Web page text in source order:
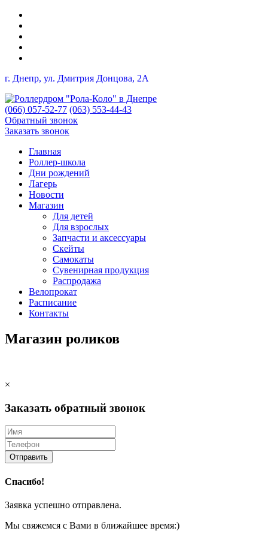
г. Днепр, ул. Дмитрия Донцова, 2A
(066) 057-52-77 (063) 553-44-43
Обратный звонок
Заказать звонок
Главная
Роллер-школа
Дни рождений
Лагерь
Новости
Магазин
Для детей
Для взрослых
Запчасти и аксессуары
Скейты
Самокаты
Сувенирная продукция
Распродажа
Велопрокат
Расписание
Контакты
Магазин роликов
×
Заказать обратный звонок
Отправить
Спасибо!
Заявка успешно отправлена.
Мы свяжемся с Вами в ближайшее время:)